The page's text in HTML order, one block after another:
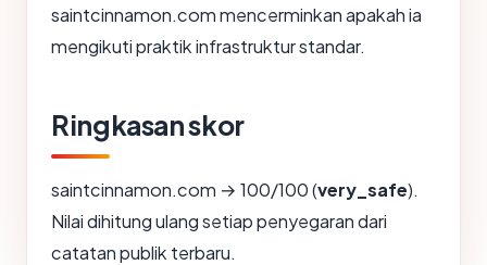
saintcinnamon.com mencerminkan apakah ia
mengikuti praktik infrastruktur standar.
Ringkasan skor
saintcinnamon.com → 100/100 (very_safe).
Nilai dihitung ulang setiap penyegaran dari
catatan publik terbaru.